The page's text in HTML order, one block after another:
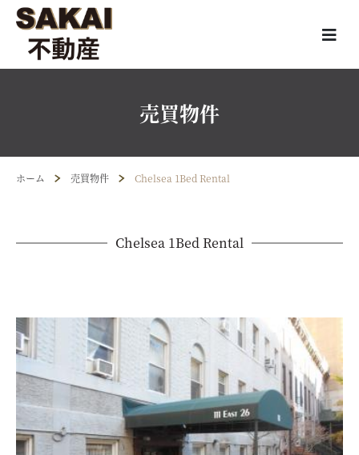
売買物件
ホーム 売買物件 Chelsea 1Bed Rental
Chelsea 1Bed Rental